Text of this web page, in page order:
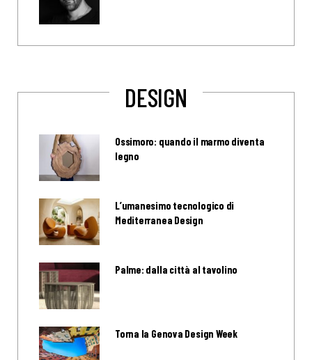
DESIGN
Ossimoro: quando il marmo diventa
legno
L’umanesimo tecnologico di
Mediterranea Design
Palme: dalla città al tavolino
Torna la Genova Design Week